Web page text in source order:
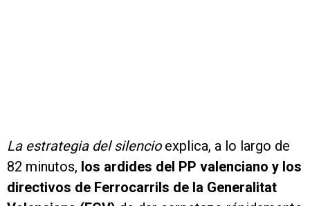
La estrategia del silencioexplica, a lo largo de
82 minutos, los ardides del PP valenciano y los
directivos de Ferrocarrils de la Generalitat